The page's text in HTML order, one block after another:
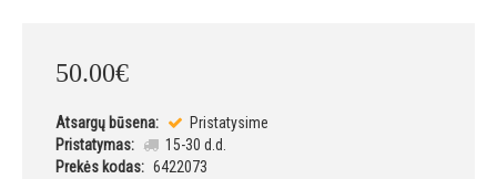
50.00€
Atsargų būsena:
Pristatysime
Pristatymas:
15-30 d.d.
Prekės kodas: 6422073